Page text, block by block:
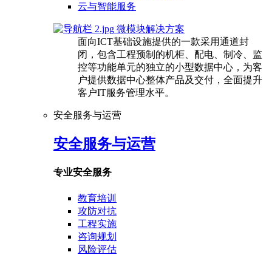
云与智能服务
微模块解决方案
面向ICT基础设施提供的一款采用通道封
闭，包含工程预制的机柜、配电、制冷、监
控等功能单元的独立的小型数据中心，为客
户提供数据中心整体产品及交付，全面提升
客户IT服务管理水平。
安全服务与运营
安全服务与运营
专业安全服务
教育培训
攻防对抗
工程实施
咨询规划
风险评估